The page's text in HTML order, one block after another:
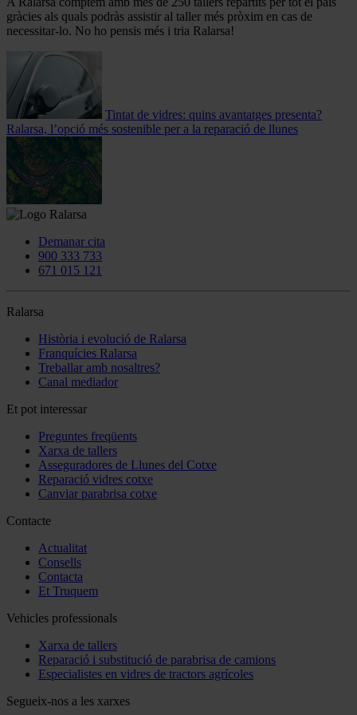
gràcies als quals podràs assistir al taller més pròxim en cas de
necessitar-lo. No ho pensis més i tria Ralarsa!
Tintat de vidres: quins avantatges presenta?
Ralarsa, l’opció més sostenible per a la reparació de llunes
Demanar cita
900 333 733
671 015 121
Ralarsa
Història i evolució de Ralarsa
Franquícies Ralarsa
Treballar amb nosaltres?
Canal mediador
Et pot interessar
Preguntes freqüents
Xarxa de tallers
Asseguradores de Llunes del Cotxe
Reparació vidres cotxe
Canviar parabrisa cotxe
Contacte
Actualitat
Consells
Contacta
Et Truquem
Vehicles professionals
Xarxa de tallers
Reparació i substitució de parabrisa de camions
Especialistes en vidres de tractors agrícoles
Segueix-nos a les xarxes